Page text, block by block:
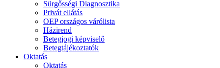
Sürgősségi Diagnosztika
Privát ellátás
OEP országos várólista
Házirend
Betegjogi képviselő
Betegtájékoztatók
Oktatás
Oktatás